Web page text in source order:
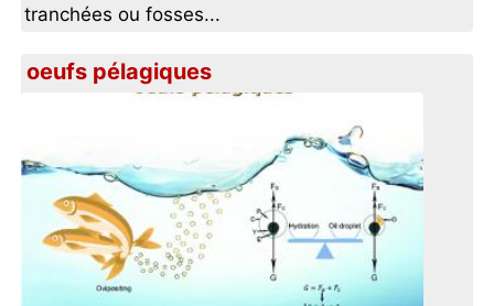
tranchées ou fosses...
oeufs pélagiques